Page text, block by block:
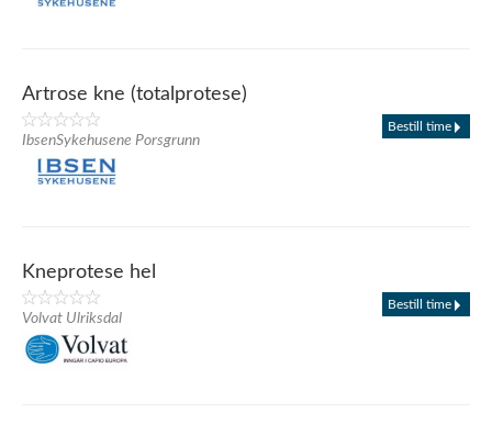
Artrose kne (totalprotese)
IbsenSykehusene Porsgrunn
Bestill time
Kneprotese hel
Volvat Ulriksdal
Bestill time